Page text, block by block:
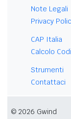
Note Legali
Privacy
CAP Italia
Calcolo
Strumenti
Contattaci
© 2026 Gwind